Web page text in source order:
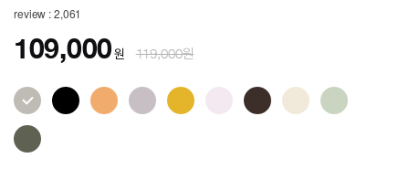
review : 2,061
109,000원 119,000원